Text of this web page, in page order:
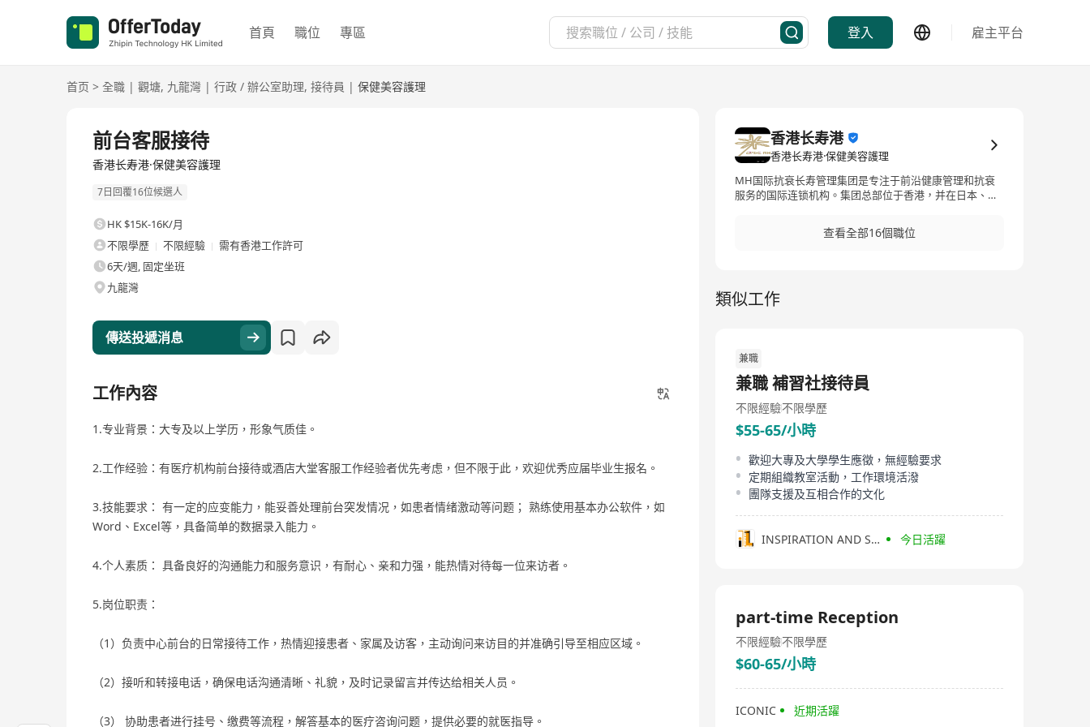
首頁 職位 專區 登入 雇主平台
首页 > 全職 | 觀塘, 九龍灣 | 行政 / 辦公室助理, 接待員 | 保健美容護理
前台客服接待
香港长寿港·保健美容護理
7日回覆16位候選人
HK $15K-16K/月
不限學歷
不限經驗
需有香港工作許可
6天/週, 固定坐班
九龍灣
傳送投遞消息
工作內容
1.专业背景：大专及以上学历，形象气质佳。
2.工作经验：有医疗机构前台接待或酒店大堂客服工作经验者优先考虑，但不限于此，欢迎优秀应届毕业生报名。
3.技能要求： 有一定的应变能力，能妥善处理前台突发情况，如患者情绪激动等问题； 熟练使用基本办公软件，如
Word、Excel等，具备简单的数据录入能力。
4.个人素质： 具备良好的沟通能力和服务意识，有耐心、亲和力强，能热情对待每一位来访者。
5.岗位职责：
（1）负责中心前台的日常接待工作，热情迎接患者、家属及访客，主动询问来访目的并准确引导至相应区域。
（2）接听和转接电话，确保电话沟通清晰、礼貌，及时记录留言并传达给相关人员。
（3） 协助患者进行挂号、缴费等流程，解答基本的医疗咨询问题，提供必要的就医指导。
香港长寿港
香港长寿港·保健美容護理
MH国际抗衰长寿管理集团是专注于前沿健康管理和抗衰
服务的国际连锁机构。集团总部位于香港，并在日本、新
设有会员制高端诊疗机构，汇集中西方医学专家资源，致
力于为高净值人群提供从干预到治疗的全生命周期健康管
查看全部16個職位
類似工作
兼職
兼職 補習社接待員
不限經驗不限學歷
$55-65/小時
歡迎大專及大學學生應徵，無經驗要求
定期組織教室活動，工作環境活潑
團隊支援及互相合作的文化
INSPIRATION AND STEAM LEARNING CENTER 今日活躍
part-time Reception
不限經驗不限學歷
$60-65/小時
ICONIC 近期活躍